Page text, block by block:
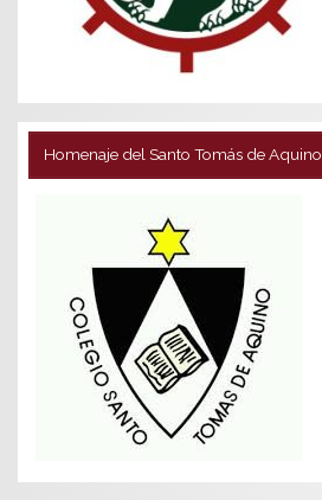
Homenaje del Santo Tomás de Aquino